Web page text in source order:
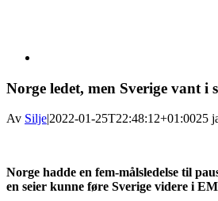
Image
Norge ledet, men Sverige vant i
Av Silje|2022-01-25T22:48:12+01:0025
Norge hadde en fem-målsledelse til
en seier kunne føre Sverige videre i